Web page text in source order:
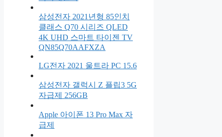
삼성전자 2021년형 85인치
클래스 Q70 시리즈 QLED
4K UHD 스마트 타이젠 TV
QN85Q70AAFXZA
LG전자 2021 울트라 PC 15.6
삼성전자 갤럭시 Z 플립3 5G
자급제 256GB
Apple 아이폰 13 Pro Max 자
급제